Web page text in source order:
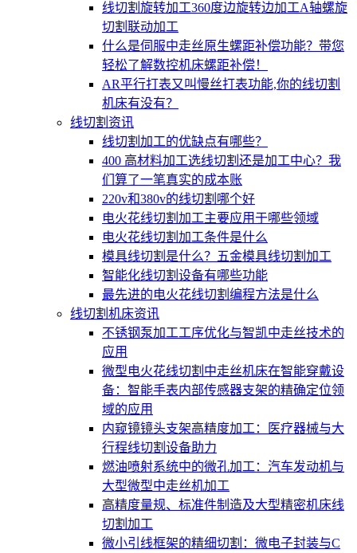
线切割旋转加工360度边旋转边加工A轴螺旋
切割联动加工
什么是伺服中走丝原生螺距补偿功能？带您
轻松了解数控机床螺距补偿！
AR平行打表又叫慢丝打表功能,你的线切割
机床有没有？
线切割资讯
线切割加工的优缺点有哪些？
400 高材料加工选线切割还是加工中心？我
们算了一笔真实的成本账
220v和380v的线切割哪个好
电火花线切割加工主要应用于哪些领域
电火花线切割加工条件是什么
模具线切割是什么？五金模具线切割加工
智能化线切割设备有哪些功能
最先进的电火花线切割编程方法是什么
线切割机床资讯
不锈钢泵加工工序优化与智凯中走丝技术的
应用
微型电火花线切割中走丝机床在智能穿戴设
备：智能手表内部传感器支架的精确定位领
域的应用
内窥镜镜头支架高精度加工：医疗器械与大
行程线切割设备助力
燃油喷射系统中的微孔加工：汽车发动机与
大型微型中走丝机加工
高精度量规、标准件制造及大型精密机床线
切割加工
微小引线框架的精细切割：微电子封装与C